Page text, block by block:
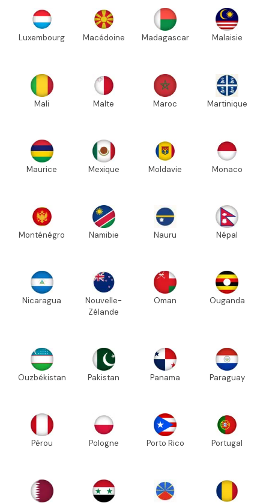
Luxembourg Macédoine Madagascar Malaisie
Mali Malte Maroc Martinique
Maurice Mexique Moldavie Monaco
Monténégro Namibie Nauru Népal
Nicaragua
Nouvelle-
Zélande
Oman Ouganda
Ouzbékistan Pakistan Panama Paraguay
Pérou Pologne Porto Rico Portugal